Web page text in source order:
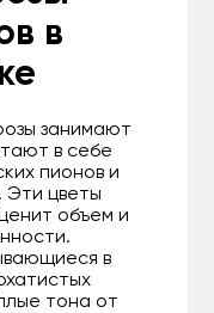
в
занимают
в себе
пионов и
Эти цветы
объем и
в
тона от